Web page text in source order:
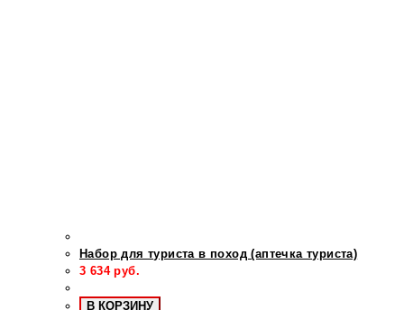
Набор для туриста в поход (аптечка туриста)
3 634руб.
В КОРЗИНУ